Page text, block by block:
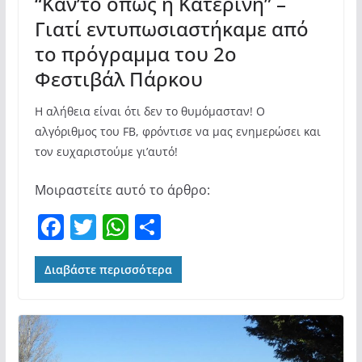
Γιατί εντυπωσιαστήκαμε από
το πρόγραμμα του 2ο
Φεστιβάλ Πάρκου
Η αλήθεια είναι ότι δεν το θυμόμασταν! Ο
αλγόριθμος του FB, φρόντισε να μας ενημερώσει και
τον ευχαριστούμε γι’αυτό!
Μοιραστείτε αυτό το άρθρο:
F
a
c
T
w
itt
W
h
at
Μ
οι
ρ
Διαβάστε περισσότερα